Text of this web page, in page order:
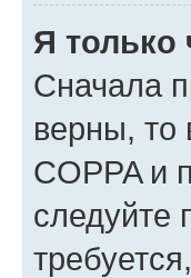
Я только
Сначала
верны, то
COPPA и
следуйте